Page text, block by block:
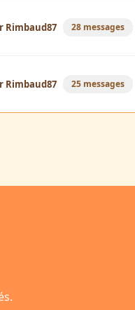
Rimbaud87 28 messages
Rimbaud87 25 messages